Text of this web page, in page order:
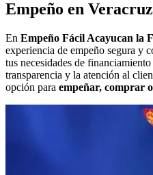
Empeño en Veracruz
En Empeño Fácil Acayucan la
experiencia de empeño segura y
tus necesidades de
transparencia y la atención al
opción para empeñar, comprar